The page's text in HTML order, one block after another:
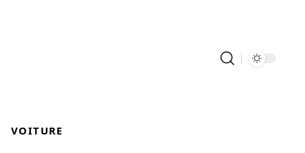
VOITURE